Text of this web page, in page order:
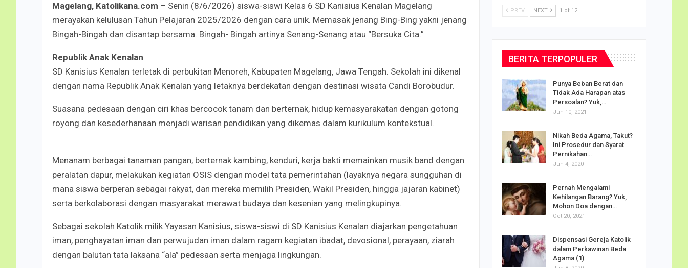
Magelang, Katolikana.com – Senin (8/6/2026) siswa-siswi Kelas 6 SD Kanisius Kenalan Magelang
merayakan kelulusan Tahun Pelajaran 2025/2026 dengan cara unik. Memasak jenang Bing-Bing yakni jenang
Bingah-Bingah dan disantap bersama. Bingah- Bingah artinya Senang-Senang atau “Bersuka Cita.”
Republik Anak Kenalan
SD Kanisius Kenalan terletak di perbukitan Menoreh, Kabupaten Magelang, Jawa Tengah. Sekolah ini dikenal
dengan nama Republik Anak Kenalan yang letaknya berdekatan dengan destinasi wisata Candi Borobudur.
Suasana pedesaan dengan ciri khas bercocok tanam dan berternak, hidup kemasyarakatan dengan gotong
royong dan kesederhanaan menjadi warisan pendidikan yang dikemas dalam kurikulum kontekstual.
Menanam berbagai tanaman pangan, berternak kambing, kenduri, kerja bakti memainkan musik band dengan
peralatan dapur, melakukan kegiatan OSIS dengan model tata pemerintahan (layaknya negara sungguhan di
mana siswa berperan sebagai rakyat, dan mereka memilih Presiden, Wakil Presiden, hingga jajaran kabinet)
serta berkolaborasi dengan masyarakat merawat budaya dan kesenian yang melingkupinya.
Sebagai sekolah Katolik milik Yayasan Kanisius, siswa-siswi di SD Kanisius Kenalan diajarkan pengetahuan
iman, penghayatan iman dan perwujudan iman dalam ragam kegiatan ibadat, devosional, perayaan, ziarah
dengan balutan tata laksana “ala” pedesaan serta menjaga lingkungan.
PREV NEXT 1 of 12
BERITA TERPOPULER
Godaan-Godaan dalam
Mar 10, 2021
Acutis, Menjadi Kudus di
Novena Tiga Salam Maria
Punya Beban Berat dan
Tidak Ada Harapan atas
Persoalan? Yuk,…
Jun 10, 2021
Nikah Beda Agama, Takut?
Ini Prosedur dan Syarat
Pernikahan…
Jun 4, 2020
Pernah Mengalami
Kehilangan Barang? Yuk,
Mohon Doa dengan…
Oct 20, 2021
Dispensasi Gereja Katolik
dalam Perkawinan Beda
Agama (1)